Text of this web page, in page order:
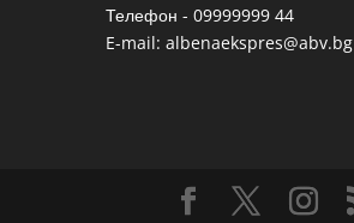
Телефон - 09999999 44
E-mail: albenaekspres@abv.bg